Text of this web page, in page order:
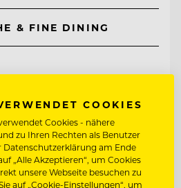
& FINE DINING
COOKIES
Cookies - nähere
zu Ihren Rechten als Benutzer
Datenschutzerklärung am Ende
„Alle Akzeptieren“, um Cookies
unsere Webseite besuchen zu
auf „Cookie-Einstellungen“, um